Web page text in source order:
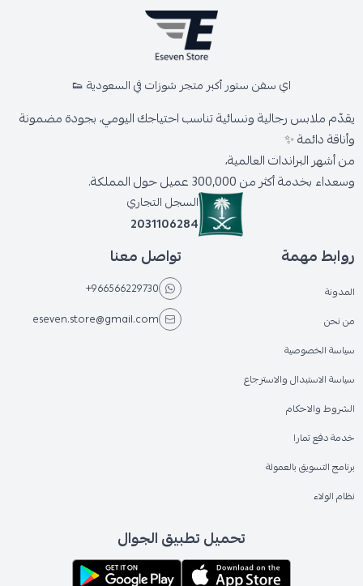
اي سفن ستور أكبر متجر شوزات في السعودية 👟
يقدّم ملابس رجالية ونسائية تناسب احتياجك اليومي، بجودة مضمونة
وأناقة دائمة ✨
من أشهر البراندات العالمية،
وسعداء بخدمة أكثر من 300,000 عميل حول المملكة.
السجل التجاري
2031106284
روابط مهمة
المدونة
من نحن
سياسة الخصوصية
سياسة الاستبدال والاسترجاع
الشروط والاحكام
خدمة دفع تمارا
برنامج التسويق بالعمولة
نظام الولاء
تواصل معنا
+966566229730
eseven.store@gmail.com
تحميل تطبيق الجوال